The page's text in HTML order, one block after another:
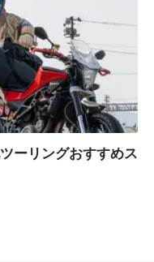
ーリングおすすめス